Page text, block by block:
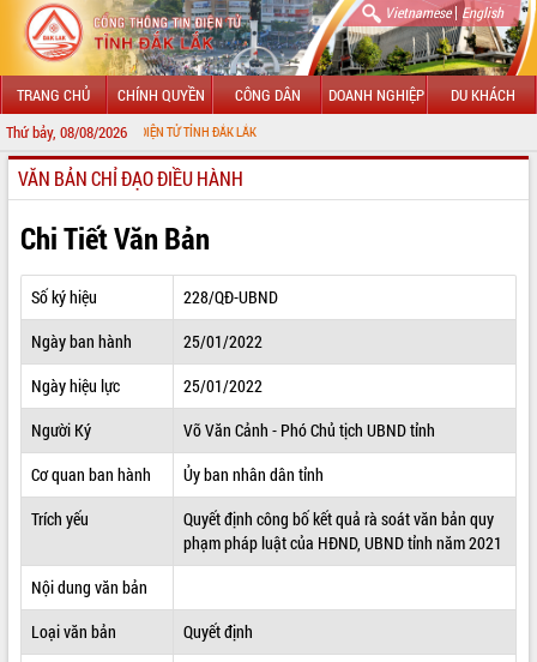
Vietnamese| English
TRANG CHỦ CHÍNH QUYỀN CÔNG DÂN DOANH NGHIỆP DU KHÁCH
Thứ bảy, 08/08/2026
THÔNG TIN ĐIỆN TỬ TỈNH ĐẮK LẮK
GIỚI THIỆU
LÃNH ĐẠO UBND TỈNH
TIN TỨC SỰ KIỆN
SỞ, BAN, NGÀNH
THÔNG TIN CHỈ ĐẠO ĐIỀU HÀNH
HỆ THỐNG VĂN BẢN
VĂN BẢN HĐND TỈNH
ĐIỂM TIN VĂN BẢN
VĂN BẢN CHỈ ĐẠO ĐIỀU HÀNH
Chi Tiết Văn Bản
Số ký hiệu
228/QĐ-UBND
Ngày ban hành
25/01/2022
Ngày hiệu lực
25/01/2022
Người Ký
Võ Văn Cảnh - Phó Chủ tịch UBND tỉnh
Cơ quan ban hành
Ủy ban nhân dân tỉnh
Trích yếu
Quyết định công bố kết quả rà soát văn bản quy
phạm pháp luật của HĐND, UBND tỉnh năm 2021
Nội dung văn bản
Loại văn bản
Quyết định